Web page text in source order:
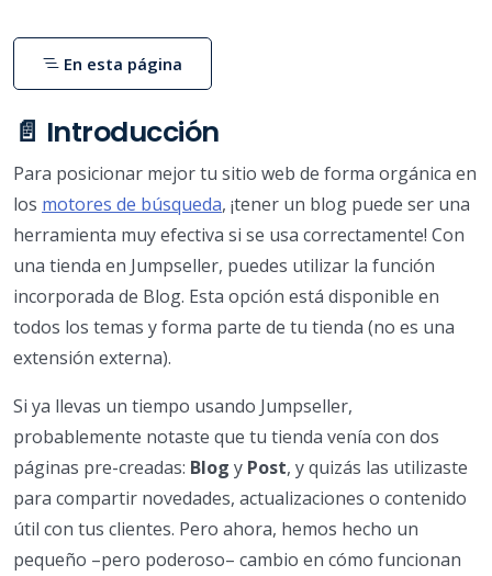
📄 Introducción
Para posicionar mejor tu sitio web de forma orgánica en
los motores de búsqueda, ¡tener un blog puede ser una
herramienta muy efectiva si se usa correctamente! Con
una tienda en Jumpseller, puedes utilizar la función
incorporada de Blog. Esta opción está disponible en
todos los temas y forma parte de tu tienda (no es una
extensión externa).
Si ya llevas un tiempo usando Jumpseller,
probablemente notaste que tu tienda venía con dos
páginas pre-creadas: Blog y Post, y quizás las utilizaste
para compartir novedades, actualizaciones o contenido
útil con tus clientes. Pero ahora, hemos hecho un
pequeño –pero poderoso– cambio en cómo funcionan
En esta página